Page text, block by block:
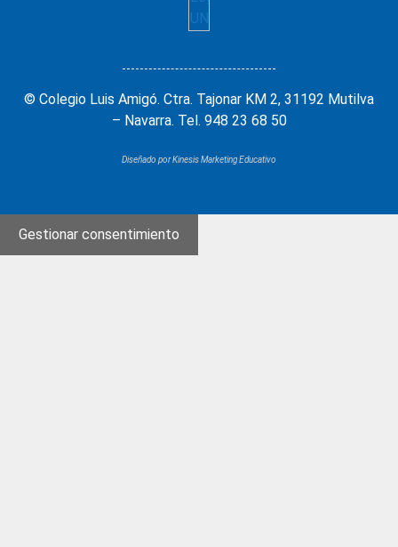
© Colegio Luis Amigó. Ctra. Tajonar KM 2, 31192 Mutilva
– Navarra. Tel. 948 23 68 50
Diseñado por Kinesis Marketing Educativo
Gestionar consentimiento